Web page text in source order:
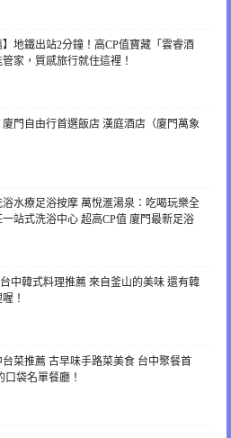
】地鐵出站2分鐘！高CP值寶藏「雲睿酒
家，質感旅行就住這裡！
門自由行首選飯店 漢庭酒店（廈門萬象
水療足浴按摩 萬悅滙湯泉：吃喝玩樂全
站式洗浴中心 超高CP值 廈門最新足浴
中韓式料理推薦 來自釜山的美味 還有韓
！
菜推薦 古早味手路菜美食 台中聚餐首
袋名單餐廳！